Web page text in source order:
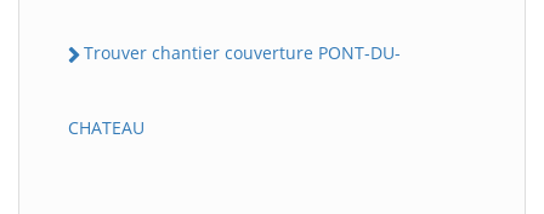
Trouver chantier couverture PONT-DU-
CHATEAU